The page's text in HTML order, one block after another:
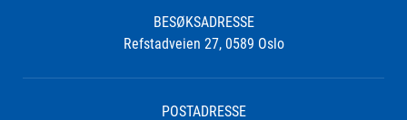
BESØKSADRESSE
Refstadveien 27, 0589 Oslo
POSTADRESSE